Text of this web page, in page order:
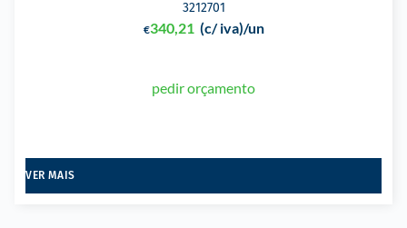
3212701
€340,21 (c/ iva)/un
pedir orçamento
VER MAIS